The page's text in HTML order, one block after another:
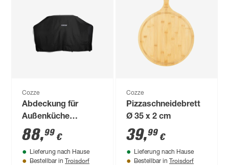
Cozze
Abdeckung für
Außenküche
schwarz 520 x 290 x
100 cm
88,99 €
Lieferung nach Hause
Bestellbar in Troisdorf
Cozze
Pizzaschneidebrett
Ø 35 x 2 cm
39,99 €
Lieferung nach Hause
Bestellbar in Troisdorf